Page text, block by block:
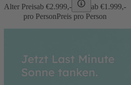
Alter Preisab €2.999,- ab €1.999,-
pro PersonPreis pro Person